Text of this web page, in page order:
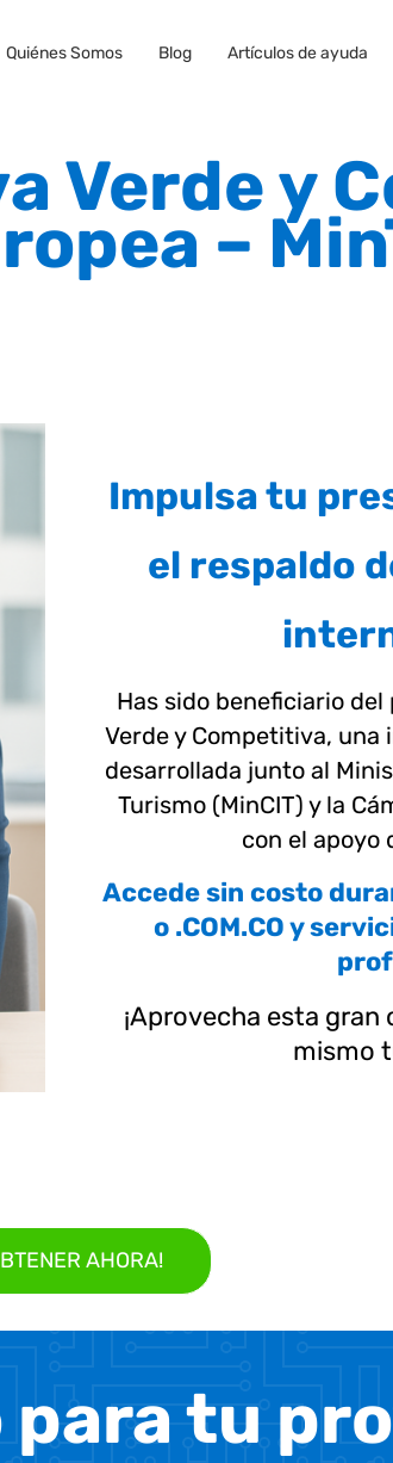
Quiénes Somos Blog Artículos de ayuda
Verde y
–
Impulsa tu
el respaldo
Has sido beneficiario
Verde y Competitiva, una
desarrollada junto al
Turismo (MinCIT) y la
con el apoyo
Accede sin costo
o .COM.CO y
¡Aprovecha esta
mismo
AHORA!
para tu